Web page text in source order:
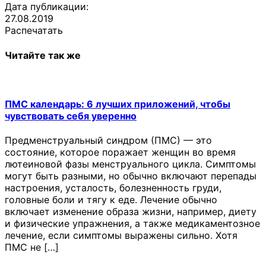
Дата публикации:
27.08.2019
Распечатать
Читайте так же
ПМС календарь: 6 лучших приложений, чтобы
чувствовать себя уверенно
Предменструальный синдром (ПМС) — это
состояние, которое поражает женщин во время
лютеиновой фазы менструального цикла. Симптомы
могут быть разными, но обычно включают перепады
настроения, усталость, болезненность груди,
головные боли и тягу к еде. Лечение обычно
включает изменение образа жизни, например, диету
и физические упражнения, а также медикаментозное
лечение, если симптомы выражены сильно. Хотя
ПМС не […]